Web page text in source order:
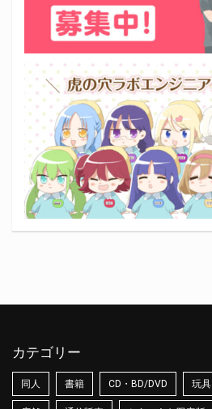
カテゴリー
同人 書籍 CD・BD/DVD 玩具